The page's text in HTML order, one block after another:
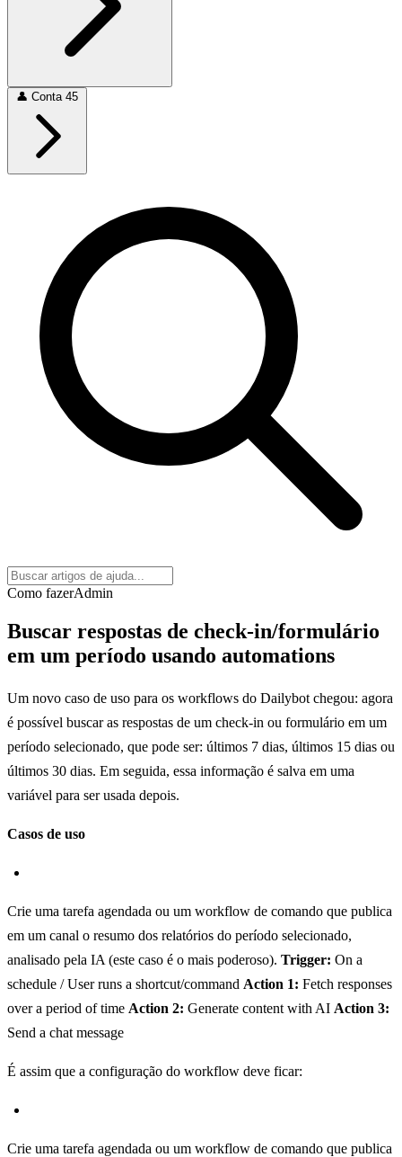
👤 Conta 45
Como fazerAdmin
Buscar respostas de check-in/formulário
em um período usando automations
Um novo caso de uso para os workflows do Dailybot chegou: agora
é possível buscar as respostas de um check-in ou formulário em um
período selecionado, que pode ser: últimos 7 dias, últimos 15 dias ou
últimos 30 dias. Em seguida, essa informação é salva em uma
variável para ser usada depois.
Casos de uso
Crie uma tarefa agendada ou um workflow de comando que publica
em um canal o resumo dos relatórios do período selecionado,
analisado pela IA (este caso é o mais poderoso). Trigger: On a
schedule / User runs a shortcut/command Action 1: Fetch responses
over a period of time Action 2: Generate content with AI Action 3:
Send a chat message
É assim que a configuração do workflow deve ficar:
Crie uma tarefa agendada ou um workflow de comando que publica